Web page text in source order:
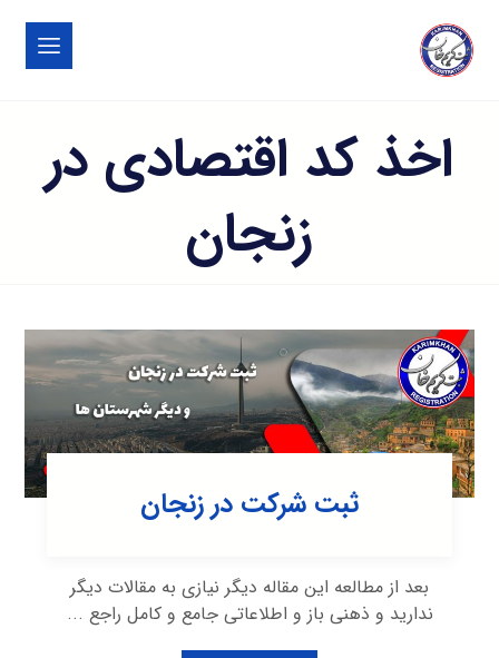
اخذ کد اقتصادی در
زنجان
ثبت شرکت در زنجان
بعد از مطالعه این مقاله دیگر نیازی به مقالات دیگر
ندارید و ذهنی باز و اطلاعاتی جامع و کامل راجع ...